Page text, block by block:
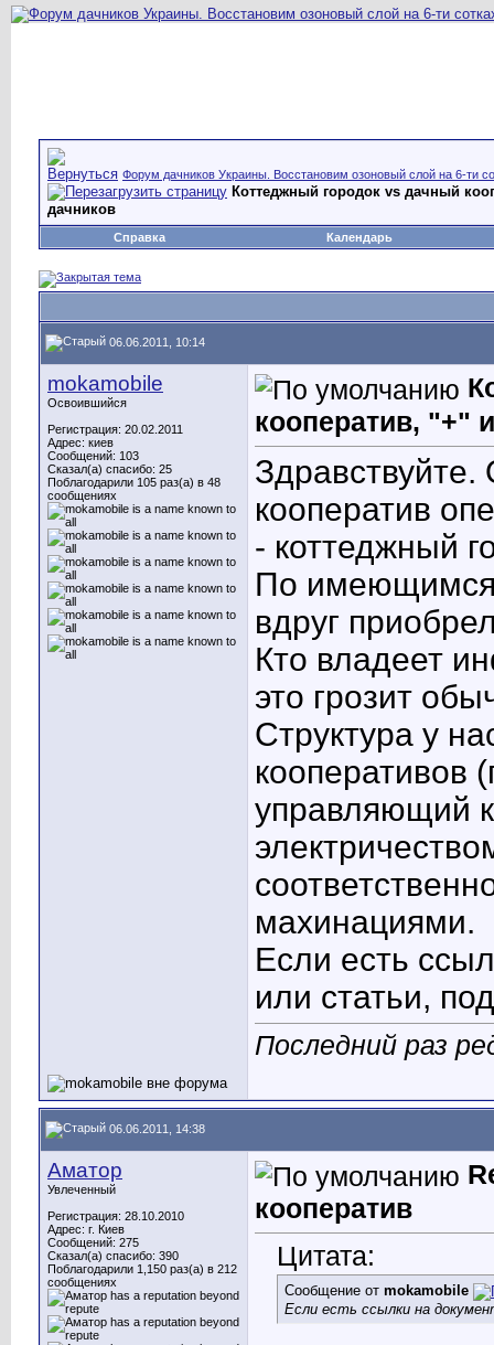
Форум дачников Украины. Восстановим озоновый слой на 6-ти
Коттеджный городок vs дачный
дачников
Справка Календарь
06.06.2011, 10:14
mokamobile
Освоившийся
Регистрация: 20.02.2011
Адрес: киев
Сообщений: 103
Сказал(а) спасибо: 25
Поблагодарили 105 раз(а) в 48
сообщениях
кооператив, "+"
кооператив
- коттеджный
По имеющимся
вдруг
Кто владеет
это грозит
Структура у
кооперативов
управляющий
махинациями.
Если есть
или статьи,
Последний раз
06.06.2011, 14:38
Аматор
Увлеченный
Регистрация: 28.10.2010
Адрес: г. Киев
Сообщений: 275
Сказал(а) спасибо: 390
Поблагодарили 1,150 раз(а) в 212
сообщениях
кооператив
Цитата:
Сообщение от mokamobile
Если есть ссылки на